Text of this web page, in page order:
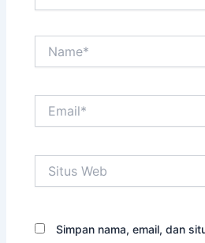
Web
Simpan nama, email, dan